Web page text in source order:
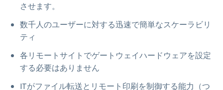
させます。
数千人のユーザーに対する迅速で簡単なスケーラビリ
ティ
各リモートサイトでゲートウェイハードウェアを設定
する必要はありません
ITがファイル転送とリモート印刷を制御する能力（つ